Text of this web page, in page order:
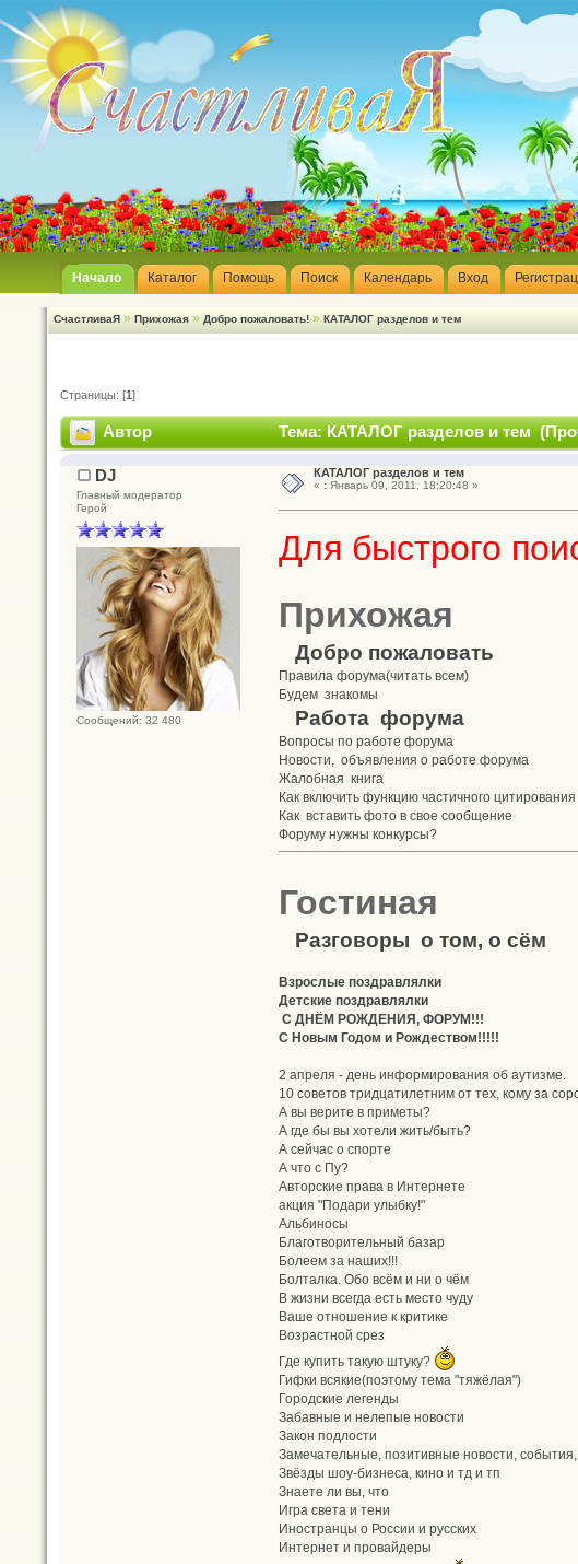
Начало Каталог Помощь Поиск Календарь Вход
СчастливаЯ » Прихожая » Добро пожаловать! » КАТАЛОГ разделов и тем
Страницы: [1]
Автор Тема: КАТАЛОГ разделов и тем
DJ
Главный модератор
Герой
Сообщений: 32 480
КАТАЛОГ разделов и тем
« :Январь 09, 2011, 18:20:48 »
Для быстрого
Прихожая
Добро пожаловать
Правила форума(читать всем)
Будем знакомы
Работа форума
Вопросы по работе форума
Новости, объявления о работе форума
Жалобная книга
Как включить функцию частичного цитирования
Как вставить фото в свое сообщение
Форуму нужны конкурсы?
Гостиная
Разговоры о том, о сём
Взрослые поздравлялки
Детские поздравлялки
С ДНЁМ РОЖДЕНИЯ, ФОРУМ!!!
С Новым Годом и Рождеством!!!!!
2 апреля - день информирования об аутизме.
10 советов тридцатилетним от тех, кому за
А вы верите в приметы?
А где бы вы хотели жить/быть?
А сейчас о спорте
А что с Пу?
Авторские права в Интернете
акция "Подари улыбку!"
Альбиносы
Благотворительный базар
Болеем за наших!!!
Болталка. Обо всём и ни о чём
В жизни всегда есть место чуду
Ваше отношение к критике
Возрастной срез
Где купить такую штуку?
Гифки всякие(поэтому тема "тяжёлая")
Городские легенды
Забавные и нелепые новости
Закон подлости
Замечательные, позитивные новости,
Звёзды шоу-бизнеса, кино и тд и тп
Знаете ли вы, что
Игра света и тени
Иностранцы о России и русских
Интернет и провайдеры